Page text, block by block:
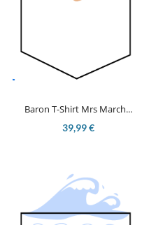
Baron T-Shirt Mrs March...
39,99 €